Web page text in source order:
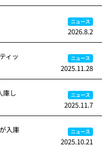
ニュース
2026.8.2
ィッ
ニュース
2025.11.28
庫し
ニュース
2025.11.7
入庫
ニュース
2025.10.21